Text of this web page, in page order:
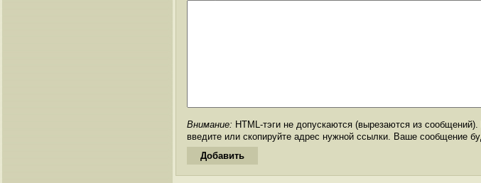
Внимание: HTML-тэги не допускаются (вырезаются из
введите или скопируйте адрес нужной ссылки. Ваше сообщение